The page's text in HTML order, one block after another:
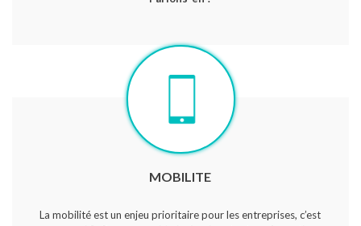
MOBILITE
La mobilité est un enjeu prioritaire pour les entreprises, c’est